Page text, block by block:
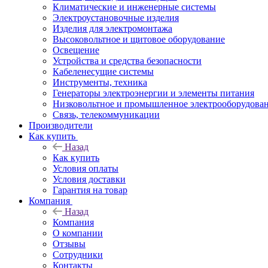
Климатические и инженерные системы
Электроустановочные изделия
Изделия для электромонтажа
Высоковольтное и щитовое оборудование
Освещение
Устройства и средства безопасности
Кабеленесущие системы
Инструменты, техника
Генераторы электроэнергии и элементы питания
Низковольтное и промышленное
Связь, телекоммуникации
Производители
Как купить
Назад
Как купить
Условия оплаты
Условия доставки
Гарантия на товар
Компания
Назад
Компания
О компании
Отзывы
Сотрудники
Контакты